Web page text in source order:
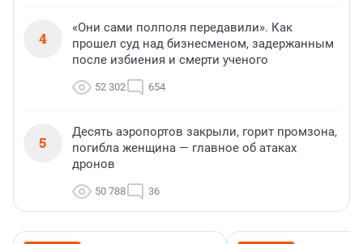
4
«Они сами полполя передавили». Как
прошел суд над бизнесменом, задержанным
после избиения и смерти ученого
52 302 654
5
Десять аэропортов закрыли, горит промзона,
погибла женщина — главное об атаках
дронов
50 788 36